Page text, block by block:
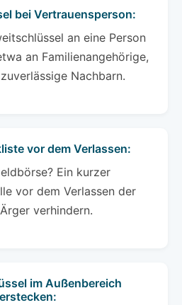
bei Vertrauensperson:
an eine Person
an Familienangehörige,
Nachbarn.
vor dem Verlassen:
Ein kurzer
vor dem Verlassen der
verhindern.
im Außenbereich